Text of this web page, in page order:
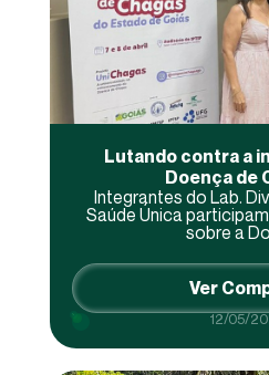
Lutando contra a
Doença de
Integrantes do Lab.
Saúde Única
sobre a
Ver
12/05/